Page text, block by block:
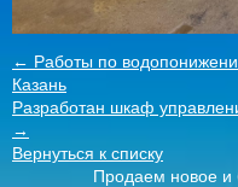
← Работы по
Казань
Разработан шкаф
→
Вернуться к списку
Продаем новое и